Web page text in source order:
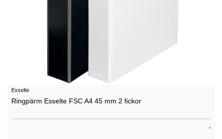
Esselte
Ringpärm Esselte FSC A4 45 mm 2 fickor